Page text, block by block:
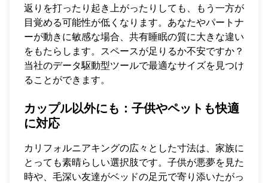
返りを打ったり起き上がったりしても、もう一方が
目覚める可能性が低くなります。あなたやパートナ
ーが動きに敏感な場合、共有睡眠の質に大きな違い
をもたらします。スペースが足りるか不安ですか？
当社のデータ駆動型ツールで最適なサイズを見つけ
る ことができます。
カップル以外にも：子供やペットも快適
に対応
カリフォルニアキングの広々とした寸法は、家族に
とっても素晴らしい選択肢です。子供が悪夢を見た
時や、毛深い友達がベッドの足元で寄り添いたがっ